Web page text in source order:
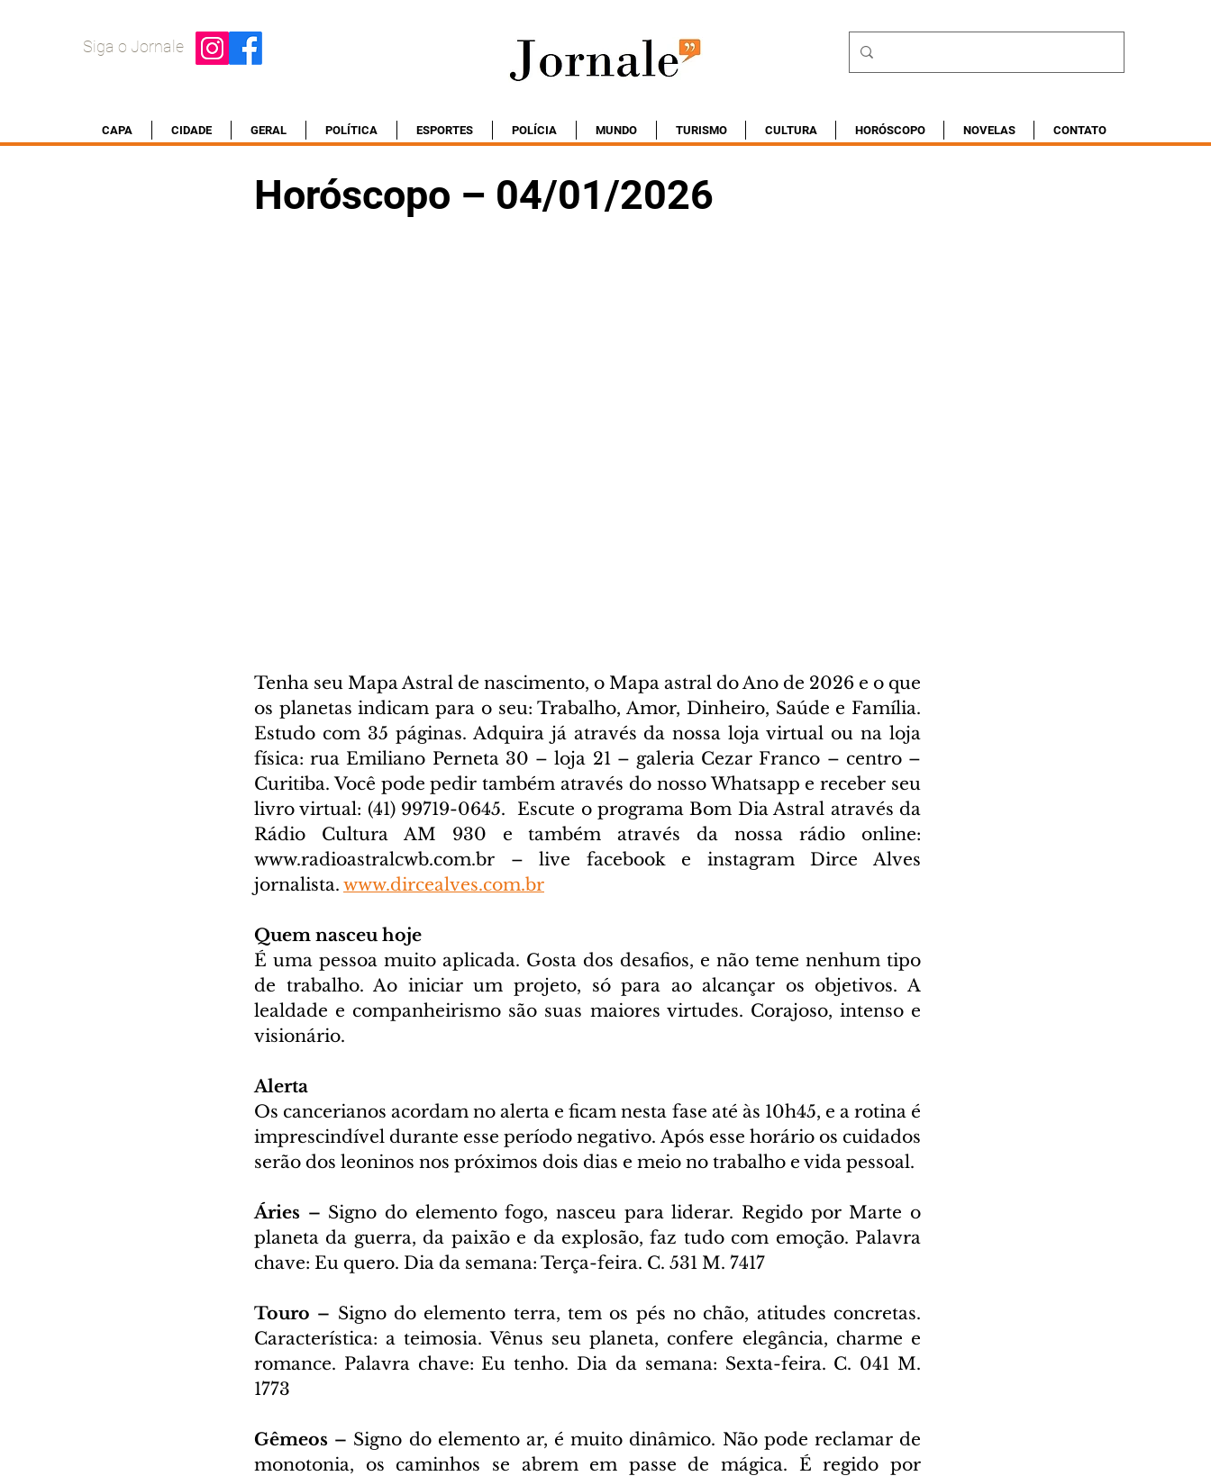
Siga o Jornale
CAPA CIDADE GERAL POLÍTICA ESPORTES POLÍCIA MUNDO TURISMO CULTURA HORÓSCOPO NOVELAS CONTATO
Horóscopo – 04/01/2026
Tenha seu Mapa Astral de nascimento, o Mapa astral do Ano de 2026 e o que
os planetas indicam para o seu: Trabalho, Amor, Dinheiro, Saúde e Família.
Estudo com 35 páginas. Adquira já através da nossa loja virtual ou na loja
física: rua Emiliano Perneta 30 – loja 21 – galeria Cezar Franco – centro –
Curitiba. Você pode pedir também através do nosso Whatsapp e receber seu
livro virtual: (41) 99719-0645.
Escute o programa Bom Dia Astral através da
www.radioastralcwb.com.br – live facebook e instagram Dirce Alves
jornalista. www.dircealves.com.br
Quem nasceu hoje
É uma pessoa muito aplicada. Gosta dos desafios, e não teme nenhum tipo
de trabalho. Ao iniciar um projeto, só para ao alcançar os objetivos. A
lealdade e companheirismo são suas maiores virtudes. Corajoso, intenso e
visionário.
Alerta
Os cancerianos acordam no alerta e ficam nesta fase até às 10h45, e a rotina é
imprescindível durante esse período negativo. Após esse horário os cuidados
serão dos leoninos nos próximos dois dias e meio no trabalho e vida pessoal.
Áries – Signo do elemento fogo, nasceu para liderar. Regido por Marte o
planeta da guerra, da paixão e da explosão, faz tudo com emoção. Palavra
chave: Eu quero. Dia da semana: Terça-feira. C. 531 M. 7417
Touro – Signo do elemento terra, tem os pés no chão, atitudes concretas.
Característica: a teimosia. Vênus seu planeta, confere elegância, charme e
romance. Palavra chave: Eu tenho. Dia da semana: Sexta-feira. C. 041 M.
1773
Gêmeos – Signo do elemento ar, é muito dinâmico. Não pode reclamar de
monotonia, os caminhos se abrem em passe de mágica. É regido por